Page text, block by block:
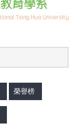
榮譽榜